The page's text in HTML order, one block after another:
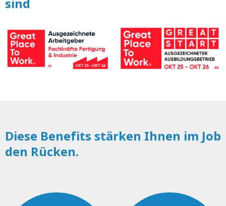
Diese Benefits stärken Ihnen im Job
den Rücken.